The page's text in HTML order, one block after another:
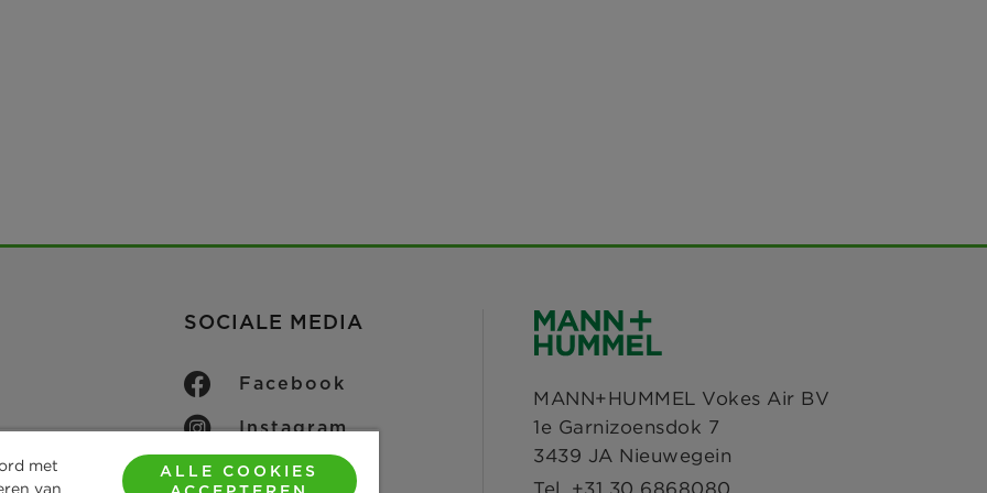
SOCIALE MEDIA
Facebook
Instagram
LinkedIn
MANN+HUMMEL Vokes Air BV
1e Garnizoensdok 7
3439 JA Nieuwegein
met
van
ALLE COOKIES